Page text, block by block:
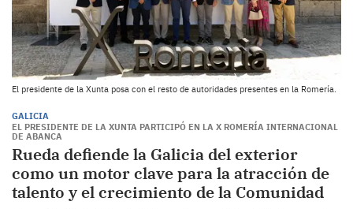
El presidente de la Xunta posa con el resto de autoridades presentes en la Romería.
GALICIA
EL PRESIDENTE DE LA XUNTA PARTICIPÓ EN LA X ROMERÍA INTERNACIONAL
DE ABANCA
Rueda defiende la Galicia del exterior
como un motor clave para la atracción de
talento y el crecimiento de la Comunidad